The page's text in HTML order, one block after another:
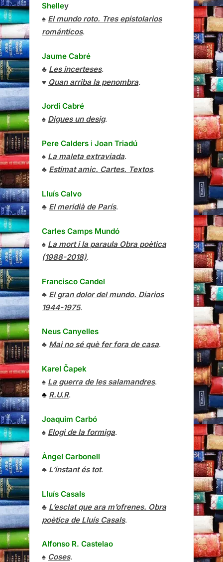
Shelley
♠ El mundo roto. Tres epistolarios
románticos.
Jaume Cabré
♣ Les incerteses.
♥ Quan arriba la penombra.
Jordi Cabré
♠ Digues un desig.
Pere Calders i Joan Triadú
♠ La maleta extraviada.
♣ Estimat amic. Cartes. Textos.
Lluís Calvo
♣ El meridià de París.
Carles Camps Mundó
♠ La mort i la paraula Obra poètica
(1988-2018).
Francisco Candel
♣ El gran dolor del mundo. Diarios
1944-1975.
Neus Canyelles
♣ Mai no sé què fer fora de casa.
Karel Čapek
♠ La guerra de les salamandres.
♣ R.U.R.
Joaquim Carbó
♠ Elogi de la formiga.
Àngel Carbonell
♣ L’instant és tot.
Lluís Casals
♣ L’esclat que ara m’ofrenes. Obra
poètica de Lluís Casals.
Alfonso R. Castelao
♠ Coses.